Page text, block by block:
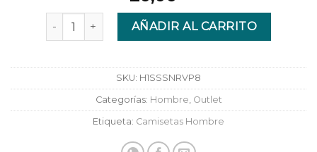
CAMISETA RVCA ANTIQUE WHITE cantidad
AÑADIR AL CARRITO
SKU: H1SSSNRVP8
Categorías: Hombre Outlet
Etiqueta: Camisetas Hombre